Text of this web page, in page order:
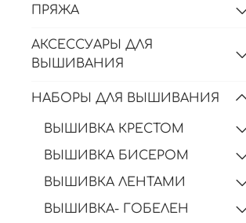
ПРЯЖА
АКСЕССУАРЫ ДЛЯ
ВЫШИВАНИЯ
НАБОРЫ ДЛЯ ВЫШИВАНИЯ
ВЫШИВКА КРЕСТОМ
ВЫШИВКА БИСЕРОМ
ВЫШИВКА ЛЕНТАМИ
ВЫШИВКА- ГОБЕЛЕН